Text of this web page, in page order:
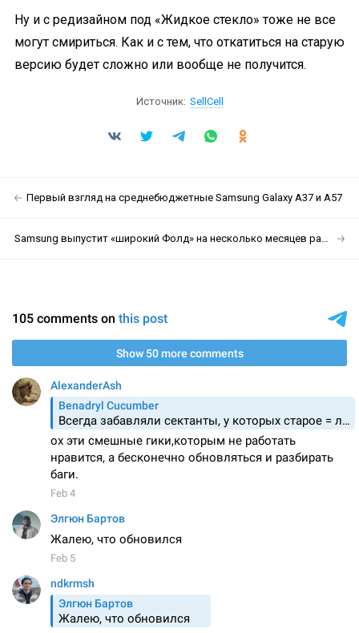
Ну и с редизайном под «Жидкое стекло» тоже не все
могут смириться. Как и с тем, что откатиться на старую
версию будет сложно или вообще не получится.
Источник: SellCell
Первый взгляд на среднебюджетные Samsung Galaxy A37 и A57
Samsung выпустит «широкий Фолд» на несколько месяцев раньше Apple